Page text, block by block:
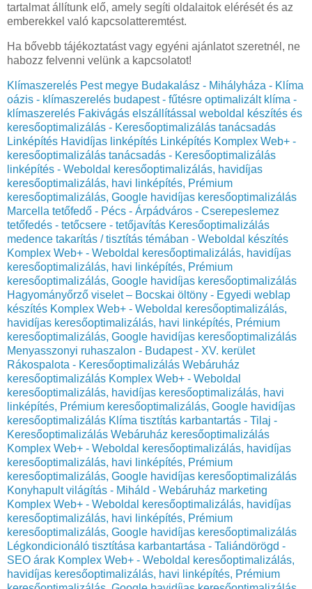
tartalmat állítunk elő, amely segíti oldalaitok elérését és az
emberekkel való kapcsolatteremtést.
Ha bővebb tájékoztatást vagy egyéni ajánlatot szeretnél, ne
habozz felvenni velünk a kapcsolatot!
Klímaszerelés Pest megye Budakalász - Mihályháza - Klíma
oázis - klímaszerelés budapest - fűtésre optimalizált klíma -
klímaszerelés Fakivágás elszállítással weboldal készítés és
keresőoptimalizálás - Keresőoptimalizálás tanácsadás
Linképítés Havidíjas linképítés Linképítés Komplex Web+ -
keresőoptimalizálás tanácsadás - Keresőoptimalizálás
linképítés - Weboldal keresőoptimalizálás, havidíjas
keresőoptimalizálás, havi linképítés, Prémium
keresőoptimalizálás, Google havidíjas keresőoptimalizálás
Marcella tetőfedő - Pécs - Árpádváros - Cserepeslemez
tetőfedés - tetőcsere - tetőjavítás Keresőoptimalizálás
medence takarítás / tisztítás témában - Weboldal készítés
Komplex Web+ - Weboldal keresőoptimalizálás, havidíjas
keresőoptimalizálás, havi linképítés, Prémium
keresőoptimalizálás, Google havidíjas keresőoptimalizálás
Hagyományőrző viselet – Bocskai öltöny - Egyedi weblap
készítés Komplex Web+ - Weboldal keresőoptimalizálás,
havidíjas keresőoptimalizálás, havi linképítés, Prémium
keresőoptimalizálás, Google havidíjas keresőoptimalizálás
Menyasszonyi ruhaszalon - Budapest - XV. kerület
Rákospalota - Keresőoptimalizálás Webáruház
keresőoptimalizálás Komplex Web+ - Weboldal
keresőoptimalizálás, havidíjas keresőoptimalizálás, havi
linképítés, Prémium keresőoptimalizálás, Google havidíjas
keresőoptimalizálás Klíma tisztítás karbantartás - Tilaj -
Keresőoptimalizálás Webáruház keresőoptimalizálás
Komplex Web+ - Weboldal keresőoptimalizálás, havidíjas
keresőoptimalizálás, havi linképítés, Prémium
keresőoptimalizálás, Google havidíjas keresőoptimalizálás
Konyhapult világítás - Miháld - Webáruház marketing
Komplex Web+ - Weboldal keresőoptimalizálás, havidíjas
keresőoptimalizálás, havi linképítés, Prémium
keresőoptimalizálás, Google havidíjas keresőoptimalizálás
Légkondicionáló tisztítása karbantartása - Taliándörögd -
SEO árak Komplex Web+ - Weboldal keresőoptimalizálás,
havidíjas keresőoptimalizálás, havi linképítés, Prémium